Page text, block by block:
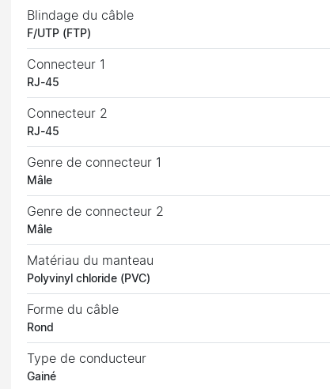
Blindage du câble
F/UTP (FTP)
Connecteur 1
RJ-45
Connecteur 2
RJ-45
Genre de connecteur 1
Mâle
Genre de connecteur 2
Mâle
Matériau du manteau
Polyvinyl chloride (PVC)
Forme du câble
Rond
Type de conducteur
Gainé